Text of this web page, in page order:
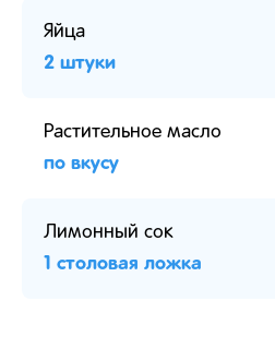
Яйца
2 штуки
Растительное масло
по вкусу
Лимонный сок
1 столовая ложка